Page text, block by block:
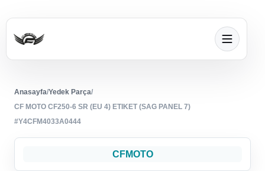
Anasayfa/Yedek Parça/
CF MOTO CF250-6 SR (EU 4) ETIKET (SAG PANEL 7)
#Y4CFM4033A0444
CFMOTO